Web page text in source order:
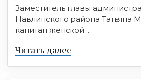
Заместитель главы
Навлинского района Татьяна
капитан женской ...
Читать далее